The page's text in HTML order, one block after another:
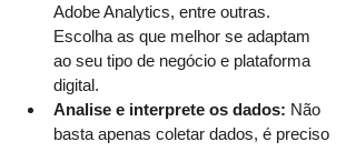
Adobe Analytics, entre outras.
Escolha as que melhor se adaptam
ao seu tipo de negócio e plataforma
digital.
Analise e interprete os dados: Não
basta apenas coletar dados, é preciso